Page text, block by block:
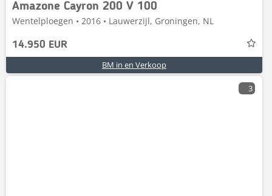
Amazone Cayron 200 V 100
Wentelploegen • 2016 • Lauwerzijl, Groningen, NL
14.950 EUR
BM in en Verkoop
3